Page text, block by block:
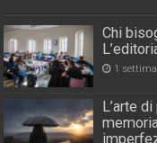
Chi
1
L’arte